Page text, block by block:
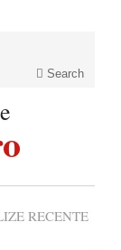
Search
RECENTE